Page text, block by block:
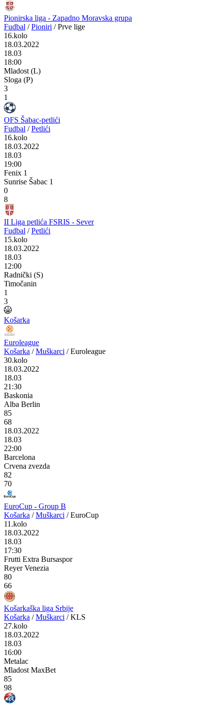
Pionirska liga - Zapadno Moravska grupa
Fudbal / Pioniri / Prve lige
16.kolo
18.03.2022
18.03
18:00
Mladost (L)
Sloga (P)
3
1
OFS Šabac-petlići
Fudbal / Petlići
16.kolo
18.03.2022
18.03
19:00
Fenix 1
Sunrise Šabac 1
0
8
II Liga petlića FSRIS - Sever
Fudbal / Petlići
15.kolo
18.03.2022
18.03
12:00
Radnički (S)
Timočanin
1
3
Košarka
Euroleague
Košarka / Muškarci / Euroleague
30.kolo
18.03.2022
18.03
21:30
Baskonia
Alba Berlin
85
68
18.03.2022
18.03
22:00
Barcelona
Crvena zvezda
82
70
EuroCup - Group B
Košarka / Muškarci / EuroCup
11.kolo
18.03.2022
18.03
17:30
Frutti Extra Bursaspor
Reyer Venezia
80
66
Košarkaška liga Srbije
Košarka / Muškarci / KLS
27.kolo
18.03.2022
18.03
16:00
Metalac
Mladost MaxBet
85
98